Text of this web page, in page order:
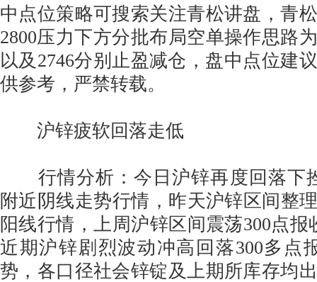
中点位策略可搜索关注青松讲盘，青
2800压力下方分批布局空单操作思路
以及2746分别止盈减仓，盘中点位建
供参考，严禁转载。
沪锌疲软回落走低
行情分析：今日沪锌再度回落下
附近阴线走势行情，昨天沪锌区间整
阳线行情，上周沪锌区间震荡300点报
近期沪锌剧烈波动冲高回落300多点
势，各口径社会锌锭及上期所库存均